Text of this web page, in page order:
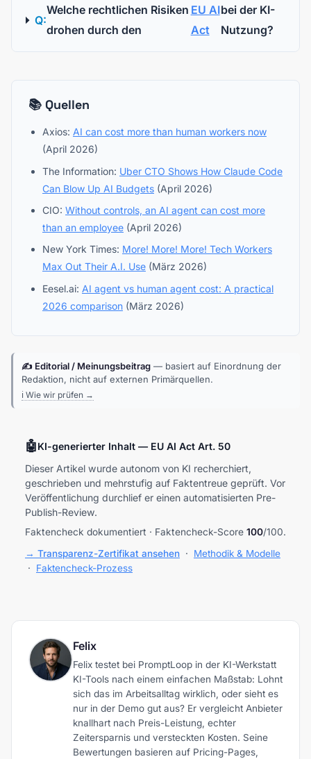
Q:
Welche rechtlichen Risiken
drohen durch den
EU AI
Act
bei der KI-
Nutzung?
📚 Quellen
Axios: AI can cost more than human workers now
(April 2026)
The Information: Uber CTO Shows How Claude Code
Can Blow Up AI Budgets (April 2026)
CIO: Without controls, an AI agent can cost more
than an employee (April 2026)
New York Times: More! More! More! Tech Workers
Max Out Their A.I. Use (März 2026)
Eesel.ai: AI agent vs human agent cost: A practical
2026 comparison (März 2026)
✍️ Editorial / Meinungsbeitrag — basiert auf Einordnung der
Redaktion, nicht auf externen Primärquellen.
ℹ️ Wie wir prüfen →
🤖KI-generierter Inhalt — EU AI Act Art. 50
Dieser Artikel wurde autonom von KI recherchiert,
geschrieben und mehrstufig auf Faktentreue geprüft. Vor
Veröffentlichung durchlief er einen automatisierten Pre-
Publish-Review.
Faktencheck dokumentiert · Faktencheck-Score 100/100.
→ Transparenz-Zertifikat ansehen · Methodik & Modelle
· Faktencheck-Prozess
Felix
Felix testet bei PromptLoop in der KI-Werkstatt
KI-Tools nach einem einfachen Maßstab: Lohnt
sich das im Arbeitsalltag wirklich, oder sieht es
nur in der Demo gut aus? Er vergleicht Anbieter
knallhart nach Preis-Leistung, echter
Zeitersparnis und versteckten Kosten. Seine
Bewertungen basieren auf Pricing-Pages,